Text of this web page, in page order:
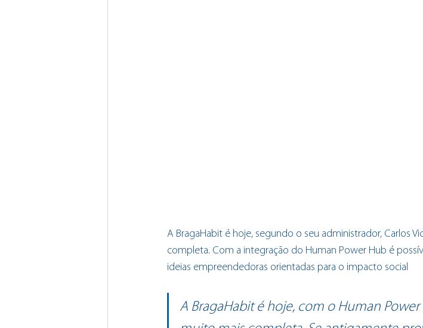
A BragaHabit é hoje, segundo o seu administrador, Carlos
completa. Com a integração do Human Power Hub é
ideias empreendedoras orientadas para o impacto social
A BragaHabit é hoje, com o Human